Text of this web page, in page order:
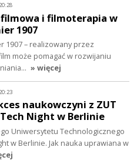
i filmoterapia w
1907
1907 – realizowany przez
może pomagać w rozwijaniu
» więcej
naukowczyni z ZUT
Night w Berlinie
Uniwersytetu Technologicznego
w Berlinie. Jak nauka uprawiana w